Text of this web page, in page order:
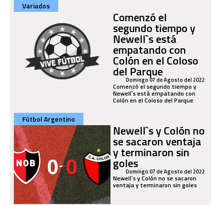
Variados
Comenzó el
segundo tiempo y
Newell`s está
empatando con
Colón en el Coloso
del Parque
Domingo 07 de Agosto del 2022
Comenzó el segundo tiempo y
Newell`s está empatando con
Colón en el Coloso del Parque
Fútbol Argentino
Newell`s y Colón no
se sacaron ventaja
y terminaron sin
golesDomingo 07 de Agosto del 2022
Newell`s y Colón no se sacaron
ventaja y terminaron sin goles